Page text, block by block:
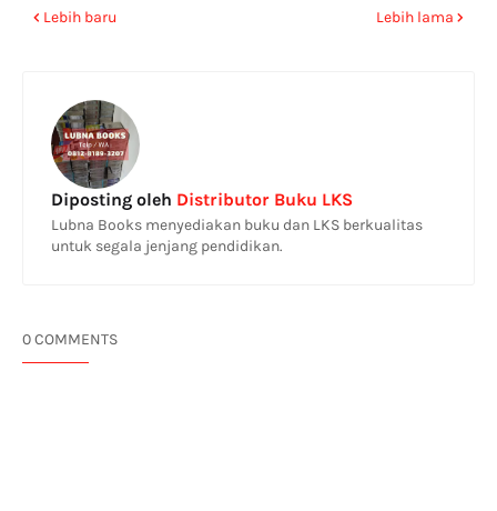
Lebih baru Lebih lama
Diposting oleh Distributor Buku LKS
Lubna Books menyediakan buku dan LKS berkualitas
untuk segala jenjang pendidikan.
0 COMMENTS